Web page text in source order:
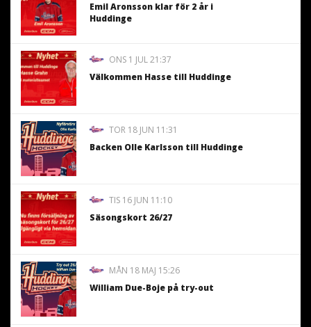
Emil Aronsson klar för 2 år i
Huddinge
ONS 1 JUL 21:37
Välkommen Hasse till Huddinge
TOR 18 JUN 11:31
Backen Olle Karlsson till Huddinge
TIS 16 JUN 11:10
Säsongskort 26/27
MÅN 18 MAJ 15:26
William Due-Boje på try-out